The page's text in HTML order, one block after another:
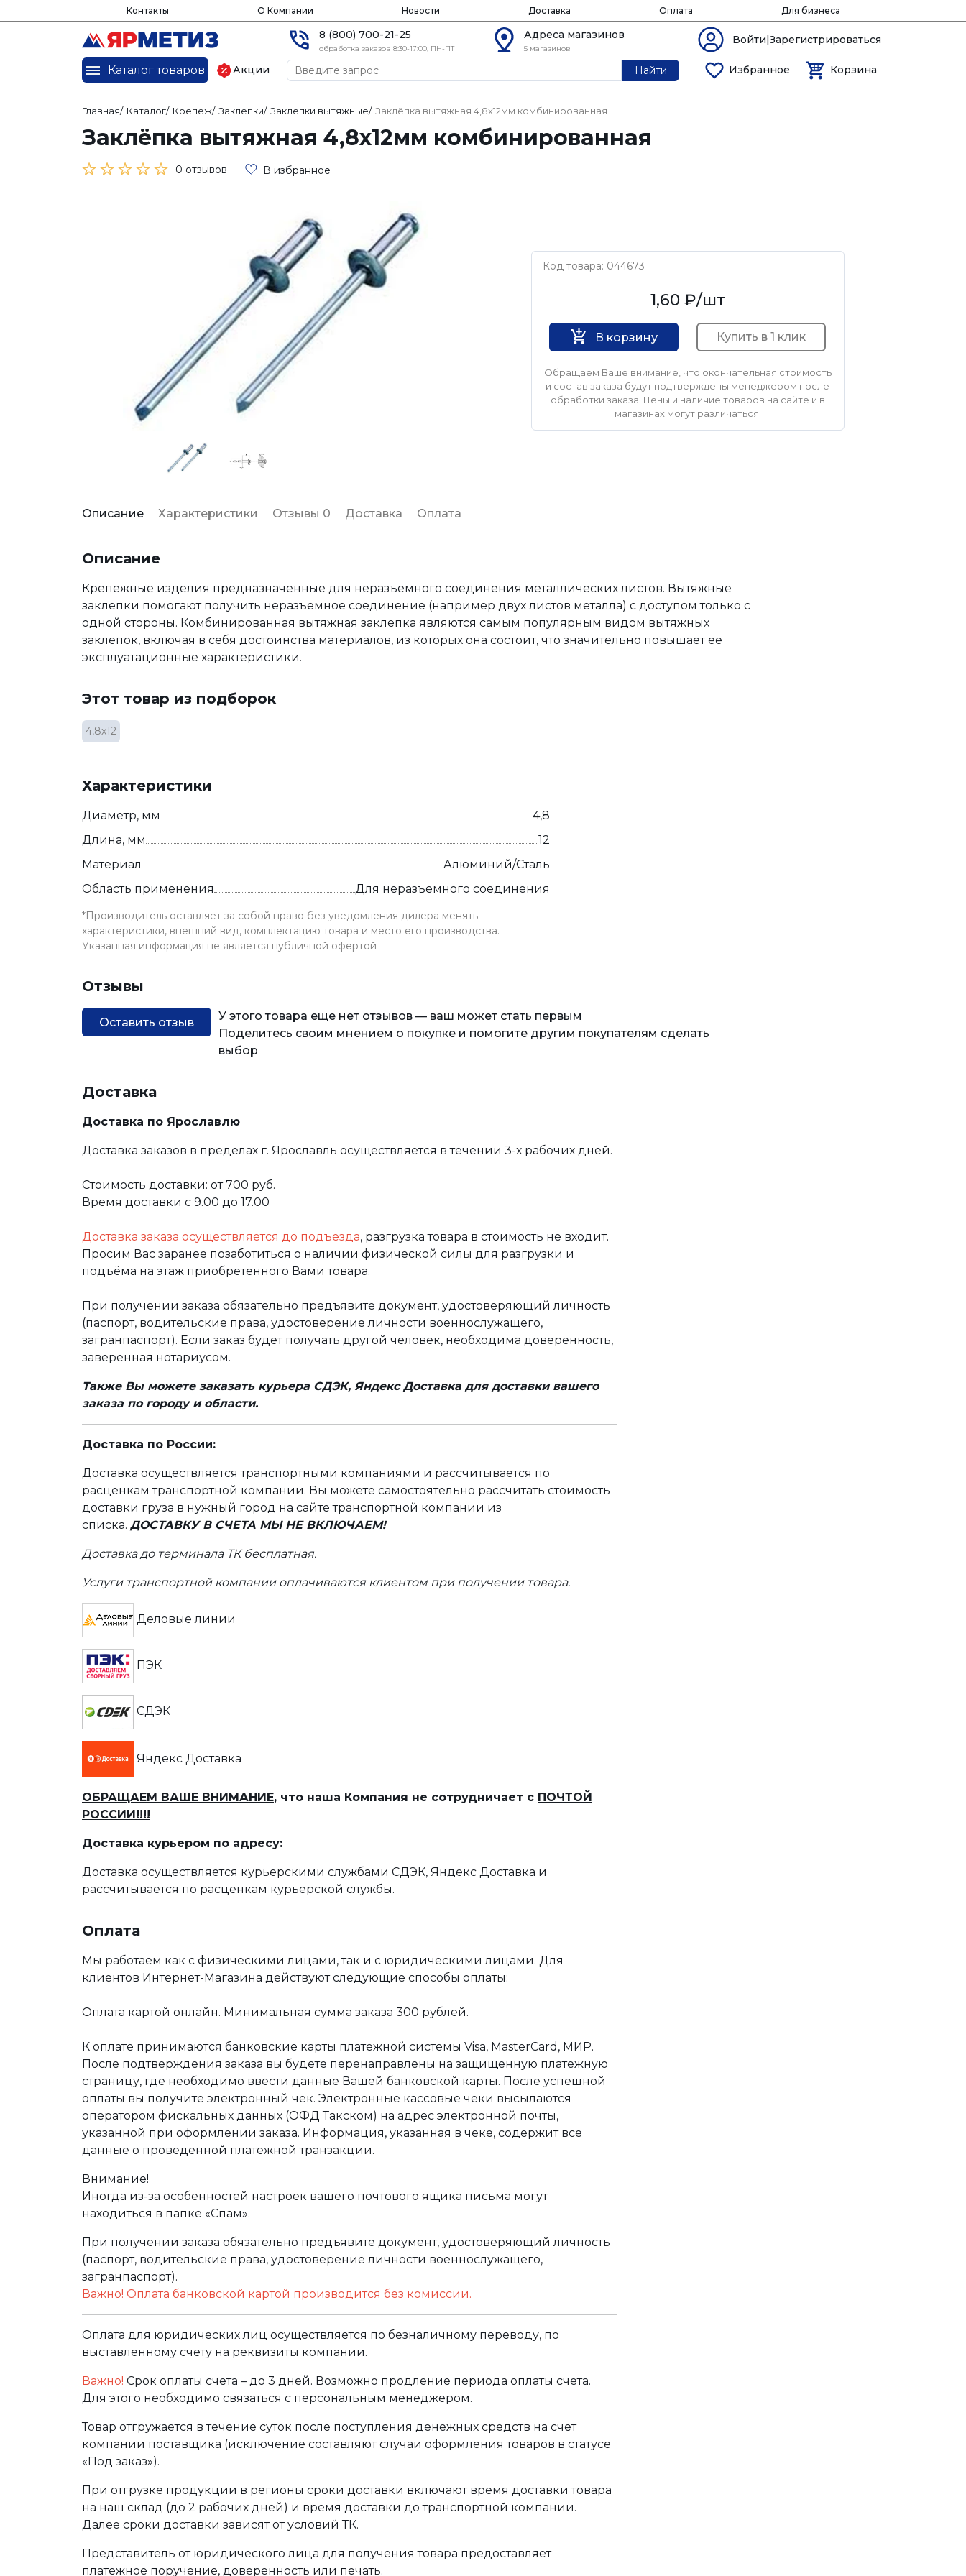
Контакты О Компании Новости Доставка Оплата Для бизнеса
8 (800) 700-21-25
обработка заказов 8:30-17:00, ПН-ПТ
Адреса магазинов
5 магазинов
Войти|Зарегистрироваться
Каталог товаров Акции Найти Избранное Корзина
Главная/ Каталог/ Крепеж/ Заклепки/ Заклепки вытяжные/ Заклёпка вытяжная 4,8х12мм комбинированная
Заклёпка вытяжная 4,8х12мм комбинированная
0 отзывов В избранное
Код товара: 044673
1,60 ₽/шт
В корзину Купить в 1 клик
Обращаем Ваше внимание, что окончательная стоимость
и состав заказа будут подтверждены менеджером после
обработки заказа. Цены и наличие товаров на сайте и в
магазинах могут различаться.
Описание Характеристики Отзывы 0 Доставка Оплата
Описание
Крепежные изделия предназначенные для неразъемного соединения металлических листов. Вытяжные
заклепки помогают получить неразъемное соединение (например двух листов металла) с доступом только с
одной стороны. Комбинированная вытяжная заклепка являются самым популярным видом вытяжных
заклепок, включая в себя достоинства материалов, из которых она состоит, что значительно повышает ее
эксплуатационные характеристики.
Этот товар из подборок
4,8х12
Характеристики
Диаметр, мм
4,8
Длина, мм
12
Материал
Алюминий/Сталь
Область применения
Для неразъемного соединения
*Производитель оставляет за собой право без уведомления дилера менять
характеристики, внешний вид, комплектацию товара и место его производства.
Указанная информация не является публичной офертой
Отзывы
Оставить отзыв
У этого товара еще нет отзывов — ваш может стать первым
Поделитесь своим мнением о покупке и помогите другим покупателям сделать
выбор
Доставка
Доставка по Ярославлю
Доставка заказов в пределах г. Ярославль осуществляется в течении 3-х рабочих дней.
Стоимость доставки: от 700 руб.
Время доставки с 9.00 до 17.00
Доставка заказа осуществляется до подъезда, разгрузка товара в стоимость не входит.
Просим Вас заранее позаботиться о наличии физической силы для разгрузки и
подъёма на этаж приобретенного Вами товара.
При получении заказа обязательно предъявите документ, удостоверяющий личность
(паспорт, водительские права, удостоверение личности военнослужащего,
загранпаспорт). Если заказ будет получать другой человек, необходима доверенность,
заверенная нотариусом.
Также Вы можете заказать курьера СДЭК, Яндекс Доставка для доставки вашего
заказа по городу и области.
Доставка по России:
Доставка осуществляется транспортными компаниями и рассчитывается по
расценкам транспортной компании. Вы можете самостоятельно рассчитать стоимость
доставки груза в нужный город на сайте транспортной компании из
списка. ДОСТАВКУ В СЧЕТА МЫ НЕ ВКЛЮЧАЕМ!
Доставка до терминала ТК бесплатная.
Услуги транспортной компании оплачиваются клиентом при получении товара.
Деловые линии
ПЭК
СДЭК
Яндекс Доставка
ОБРАЩАЕМ ВАШЕ ВНИМАНИЕ, что наша Компания не сотрудничает с ПОЧТОЙ
РОССИИ!!!!
Доставка курьером по адресу:
Доставка осуществляется курьерскими службами СДЭК, Яндекс Доставка и
рассчитывается по расценкам курьерской службы.
Оплата
Мы работаем как с физическими лицами, так и с юридическими лицами. Для
клиентов Интернет-Магазина действуют следующие способы оплаты:
Оплата картой онлайн. Минимальная сумма заказа 300 рублей.
К оплате принимаются банковские карты платежной системы Visa, MasterCard, МИР.
После подтверждения заказа вы будете перенаправлены на защищенную платежную
страницу, где необходимо ввести данные Вашей банковской карты. После успешной
оплаты вы получите электронный чек. Электронные кассовые чеки высылаются
оператором фискальных данных (ОФД Такском) на адрес электронной почты,
указанной при оформлении заказа. Информация, указанная в чеке, содержит все
данные о проведенной платежной транзакции.
Внимание!
Иногда из-за особенностей настроек вашего почтового ящика письма могут
находиться в папке «Спам».
При получении заказа обязательно предъявите документ, удостоверяющий личность
(паспорт, водительские права, удостоверение личности военнослужащего,
загранпаспорт).
Важно! Оплата банковской картой производится без комиссии.
Оплата для юридических лиц осуществляется по безналичному переводу, по
выставленному счету на реквизиты компании.
Важно! Срок оплаты счета – до 3 дней. Возможно продление периода оплаты счета.
Для этого необходимо связаться с персональным менеджером.
Товар отгружается в течение суток после поступления денежных средств на счет
компании поставщика (исключение составляют случаи оформления товаров в статусе
«Под заказ»).
При отгрузке продукции в регионы сроки доставки включают время доставки товара
на наш склад (до 2 рабочих дней) и время доставки до транспортной компании.
Далее сроки доставки зависят от условий ТК.
Представитель от юридического лица для получения товара предоставляет
платежное поручение, доверенность или печать.